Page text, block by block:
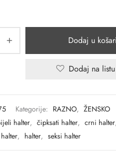
Dodaj u
Dodaj na
Kategorije: RAZNO, ŽENSKO
halter, čipksati halter, crni halter,
, halter, seksi halter